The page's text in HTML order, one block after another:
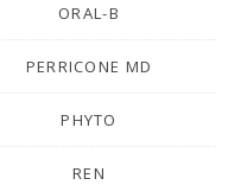
ORAL-B
PERRICONE MD
PHYTO
REN